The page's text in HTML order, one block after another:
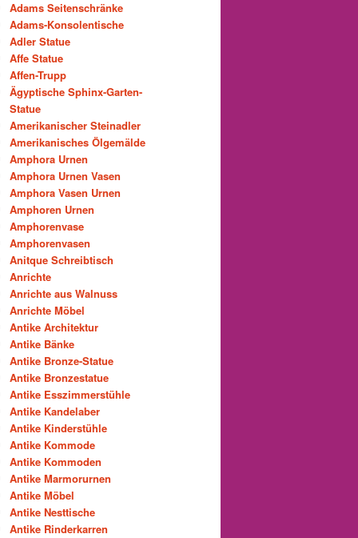
Adams Seitenschränke
Adams-Konsolentische
Adler Statue
Affe Statue
Affen-Trupp
Ägyptische Sphinx-Garten-
Statue
Amerikanischer Steinadler
Amerikanisches Ölgemälde
Amphora Urnen
Amphora Urnen Vasen
Amphora Vasen Urnen
Amphoren Urnen
Amphorenvase
Amphorenvasen
Anitque Schreibtisch
Anrichte
Anrichte aus Walnuss
Anrichte Möbel
Antike Architektur
Antike Bänke
Antike Bronze-Statue
Antike Bronzestatue
Antike Esszimmerstühle
Antike Kandelaber
Antike Kinderstühle
Antike Kommode
Antike Kommoden
Antike Marmorurnen
Antike Möbel
Antike Nesttische
Antike Rinderkarren